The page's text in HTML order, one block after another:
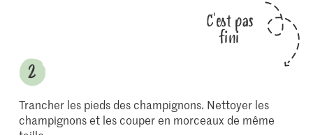
C'est pas
fini
Trancher les pieds des champignons. Nettoyer les
champignons et les couper en morceaux de même